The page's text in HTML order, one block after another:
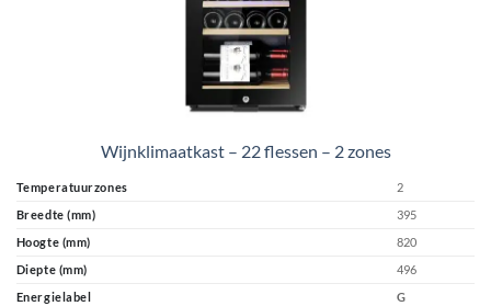
Wijnklimaatkast – 22 flessen – 2 zones
Temperatuurzones
2
Breedte (mm)
395
Hoogte (mm)
820
Diepte (mm)
496
Energielabel
G